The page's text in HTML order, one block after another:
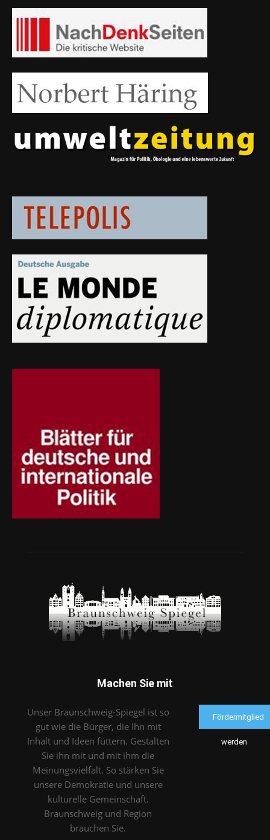
Machen Sie mit
Unser Braunschweig-Spiegel ist so
gut wie die Bürger, die Ihn mit
Inhalt und Ideen füttern. Gestalten
Sie ihn mit und mit ihm die
Meinungsvielfalt. So stärken Sie
unsere Demokratie und unsere
kulturelle Gemeinschaft.
Braunschweig und Region
brauchen Sie.
Fördermitglied
werden